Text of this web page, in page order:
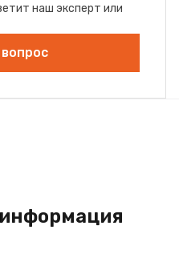
наш эксперт или